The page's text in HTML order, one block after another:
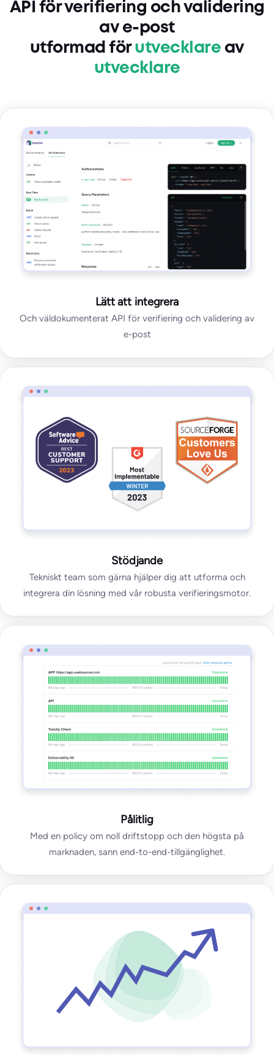
API för verifiering och validering
av e-post
utformad för utvecklare av
utvecklare
Lätt att integrera
Och väldokumenterat API för verifiering och validering av
e-post
Stödjande
Tekniskt team som gärna hjälper dig att utforma och
integrera din lösning med vår robusta verifieringsmotor.
Pålitlig
Med en policy om noll driftstopp och den högsta på
marknaden, sann end-to-end-tillgänglighet.